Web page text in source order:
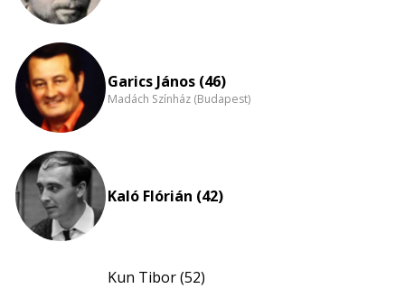
Garics János (46)
Madách Színház (Budapest)
Kaló Flórián (42)
Kun Tibor (52)